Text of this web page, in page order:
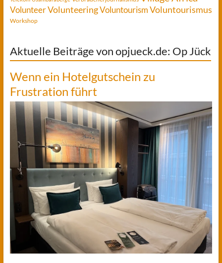
VolunteerVolunteeringVoluntourismVoluntourismus
Workshop
Aktuelle Beiträge von opjueck.de: Op Jück
Wenn ein Hotelgutschein zu
Frustration führt